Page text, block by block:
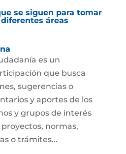
se siguen para tomar
áreas
es un
que busca
sugerencias o
y aportes de los
y grupos de interés
normas,
o trámites...